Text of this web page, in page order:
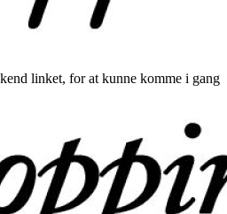
linket, for at kunne komme i gang